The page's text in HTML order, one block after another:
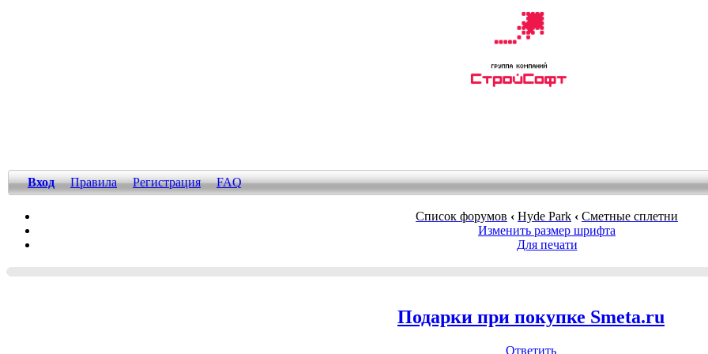
Вход Правила Регистрация FAQ
Список форумов ‹ Нyde Park ‹ Сметные сплетни
Изменить размер шрифта
Для печати
Подарки при покупке Smeta.ru
Ответить